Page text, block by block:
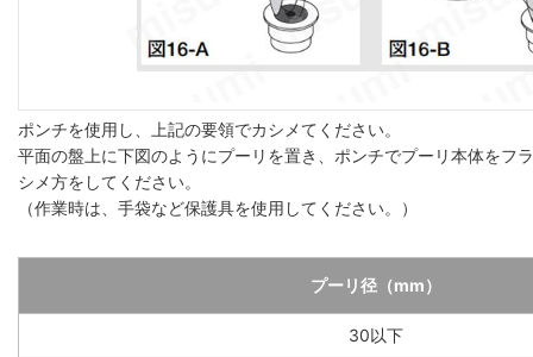
ポンチを使用し、上記の要領でカシメてください。
平面の盤上に下図のようにプーリを置き、ポンチでプーリ本体をフ
シメ方をしてください。
（作業時は、手袋など保護具を使用してください。）
プーリ径（mm）
30以下